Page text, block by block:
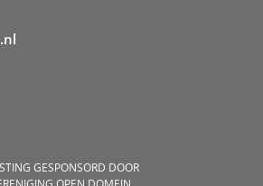
GESPONSORD DOOR